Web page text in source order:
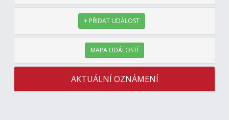
+ PŘIDAT UDÁLOST
MAPA UDÁLOSTÍ
AKTUÁLNÍ OZNÁMENÍ
---